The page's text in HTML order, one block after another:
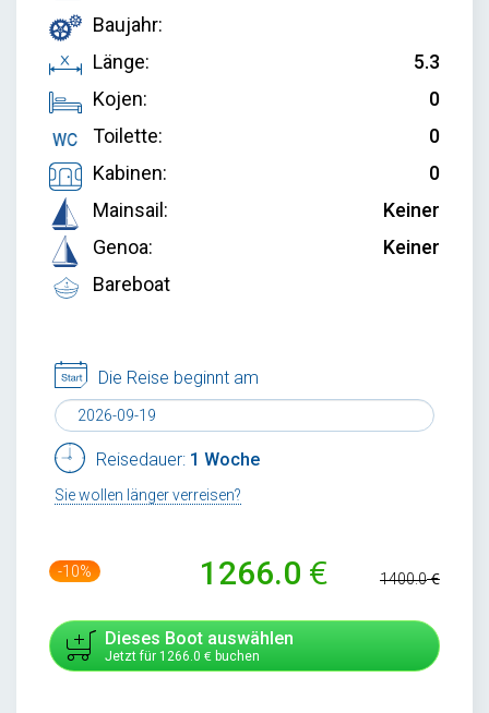
Baujahr:
Länge:
5.3
Kojen:
0
Toilette:
0
Kabinen:
0
Mainsail:
Keiner
Genoa:
Keiner
Bareboat
Die Reise beginnt am
Reisedauer: 1 Woche
Sie wollen länger verreisen?
-10% 1266.0 1400.0
Dieses Boot auswählen
Jetzt für 1266.0 buchen